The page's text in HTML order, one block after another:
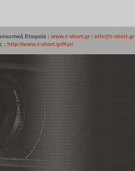
Εταιρεία : www.t-short.gr : info@t-short.gr
: http://www.t-short.gr/Kyr/